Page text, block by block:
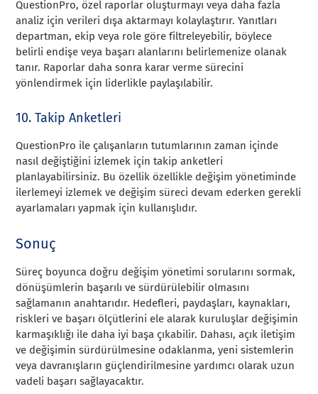
QuestionPro, özel raporlar oluşturmayı veya daha fazla
analiz için verileri dışa aktarmayı kolaylaştırır. Yanıtları
departman, ekip veya role göre filtreleyebilir, böylece
belirli endişe veya başarı alanlarını belirlemenize olanak
tanır. Raporlar daha sonra karar verme sürecini
yönlendirmek için liderlikle paylaşılabilir.
10. Takip Anketleri
QuestionPro ile çalışanların tutumlarının zaman içinde
nasıl değiştiğini izlemek için takip anketleri
planlayabilirsiniz. Bu özellik özellikle değişim yönetiminde
ilerlemeyi izlemek ve değişim süreci devam ederken gerekli
ayarlamaları yapmak için kullanışlıdır.
Sonuç
Süreç boyunca doğru değişim yönetimi sorularını sormak,
dönüşümlerin başarılı ve sürdürülebilir olmasını
sağlamanın anahtarıdır. Hedefleri, paydaşları, kaynakları,
riskleri ve başarı ölçütlerini ele alarak kuruluşlar değişimin
karmaşıklığı ile daha iyi başa çıkabilir. Dahası, açık iletişim
ve değişimin sürdürülmesine odaklanma, yeni sistemlerin
veya davranışların güçlendirilmesine yardımcı olarak uzun
vadeli başarı sağlayacaktır.